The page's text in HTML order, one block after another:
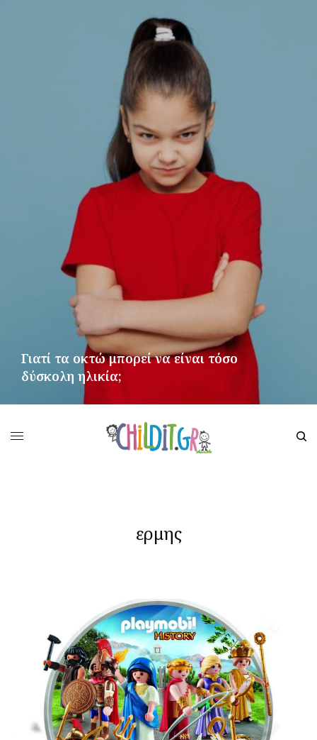
Γιατί τα οκτώ μπορεί να είναι τόσο
δύσκολη ηλικία;
ερμης